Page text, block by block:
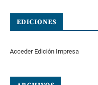
EDICIONES
Acceder Edición Impresa